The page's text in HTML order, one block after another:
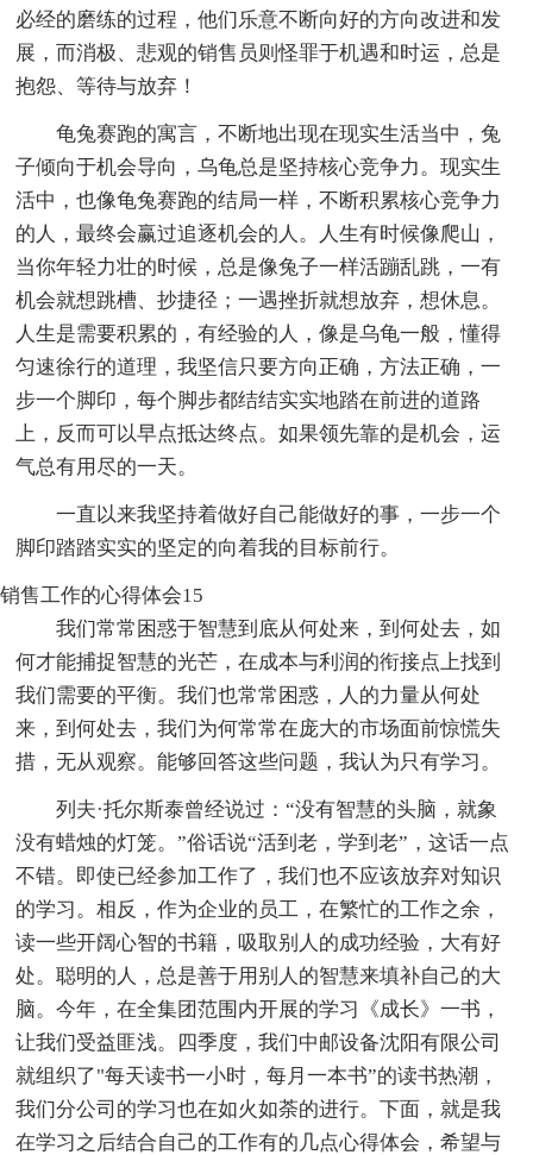
必经的磨练的过程，他们乐意不断向好的方向改进和发
展，而消极、悲观的销售员则怪罪于机遇和时运，总是
抱怨、等待与放弃！
龟兔赛跑的寓言，不断地出现在现实生活当中，兔
子倾向于机会导向，乌龟总是坚持核心竞争力。现实生
活中，也像龟兔赛跑的结局一样，不断积累核心竞争力
的人，最终会赢过追逐机会的人。人生有时候像爬山，
当你年轻力壮的时候，总是像兔子一样活蹦乱跳，一有
机会就想跳槽、抄捷径；一遇挫折就想放弃，想休息。
人生是需要积累的，有经验的人，像是乌龟一般，懂得
匀速徐行的道理，我坚信只要方向正确，方法正确，一
步一个脚印，每个脚步都结结实实地踏在前进的道路
上，反而可以早点抵达终点。如果领先靠的是机会，运
气总有用尽的一天。
一直以来我坚持着做好自己能做好的事，一步一个
脚印踏踏实实的坚定的向着我的目标前行。
销售工作的心得体会15
我们常常困惑于智慧到底从何处来，到何处去，如
何才能捕捉智慧的光芒，在成本与利润的衔接点上找到
我们需要的平衡。我们也常常困惑，人的力量从何处
来，到何处去，我们为何常常在庞大的市场面前惊慌失
措，无从观察。能够回答这些问题，我认为只有学习。
列夫·托尔斯泰曾经说过：“没有智慧的头脑，就象
没有蜡烛的灯笼。”俗话说“活到老，学到老”，这话一点
不错。即使已经参加工作了，我们也不应该放弃对知识
的学习。相反，作为企业的员工，在繁忙的工作之余，
读一些开阔心智的书籍，吸取别人的成功经验，大有好
处。聪明的人，总是善于用别人的智慧来填补自己的大
脑。今年，在全集团范围内开展的学习《成长》一书，
让我们受益匪浅。四季度，我们中邮设备沈阳有限公司
就组织了"每天读书一小时，每月一本书”的读书热潮，
我们分公司的学习也在如火如荼的进行。下面，就是我
在学习之后结合自己的工作有的几点心得体会，希望与